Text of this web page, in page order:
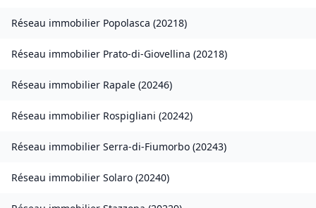
Réseau immobilier Popolasca (20218)
Réseau immobilier Prato-di-Giovellina (20218)
Réseau immobilier Rapale (20246)
Réseau immobilier Rospigliani (20242)
Réseau immobilier Serra-di-Fiumorbo (20243)
Réseau immobilier Solaro (20240)